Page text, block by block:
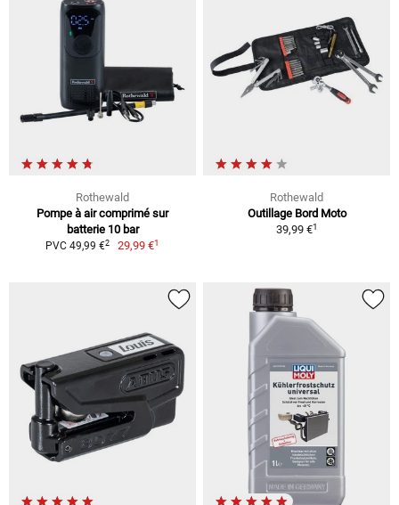
Rothewald
Pompe à air comprimé sur
batterie 10 bar
PVC 49,99 €2 29,99 €1
Rothewald
Outillage Bord Moto
39,99 €1